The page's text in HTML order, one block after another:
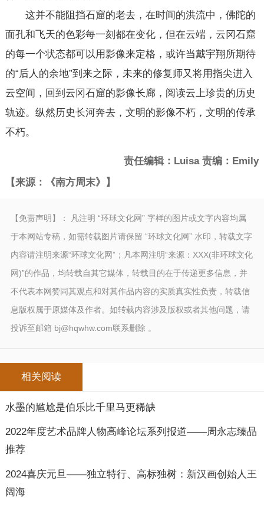
这并不能阻挡石窟的老去，在时间的洪流中，佛陀的
面孔和飞天的色彩每一刻都在变化，但在云端，云冈石窟
的每一个状态都可以用影像来定格，或许当戴宇翔所期待
的“后人的余地”到来之际，未来的修复师又将用指尖进入
云空间，回到云冈石窟的影像长廊，阅读云上珍贵的历史
轨迹。纵然历史长河奔去，文明的影像不朽，文明的传承
不朽。
责任编辑：Luisa 责编：Emily
【来源：《南方周末》】
【免责声明】： 凡注明 “环球文化网” 字样的图片或文字内容均属
于本网站专稿，如需转载图片请保留 “环球文化网” 水印，转载文字
内容请注明来源“环球文化网”；凡本网注明“来源：XXX(非环球文化
网)”的作品，均转载自其它媒体，转载目的在于传递更多信息，并
不代表本网赞同其观点和对其作品内容的实质真实性负责，转载信
息版权属于原媒体及作者。如转载内容涉及版权或者其他问题，请
投诉至邮箱 bj@hqwhw.com联系删除 。
相关阅读
水墨的尴尬是伯乐比千里马更稀缺
2022年度艺术品牌人物高峰论坛系列报道——周永志臻品
推荐
2024喜庆元旦——独立特行、高标独树：新汉画创始人王
阔海